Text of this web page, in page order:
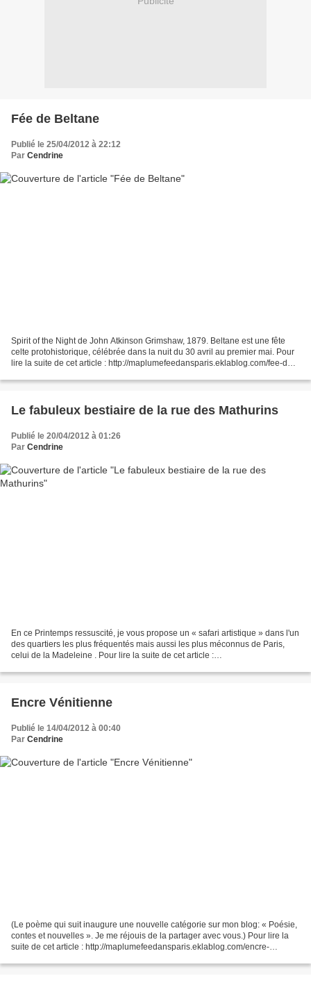
Fée de Beltane
Publié le 25/04/2012 à 22:12
Par Cendrine
Spirit of the Night de John Atkinson Grimshaw, 1879. Beltane est une fête
celte protohistorique, célébrée dans la nuit du 30 avril au premier mai. Pour
lire la suite de cet article : http://maplumefeedansparis.eklablog.com/fee-de-
Le fabuleux bestiaire de la rue des Mathurins
Publié le 20/04/2012 à 01:26
Par Cendrine
En ce Printemps ressuscité, je vous propose un « safari artistique » dans l'un
des quartiers les plus fréquentés mais aussi les plus méconnus de Paris,
celui de la Madeleine . Pour lire la suite de cet article :
Encre Vénitienne
Publié le 14/04/2012 à 00:40
Par Cendrine
(Le poème qui suit inaugure une nouvelle catégorie sur mon blog: « Poésie,
contes et nouvelles ». Je me réjouis de la partager avec vous.) Pour lire la
suite de cet article : http://maplumefeedansparis.eklablog.com/encre-